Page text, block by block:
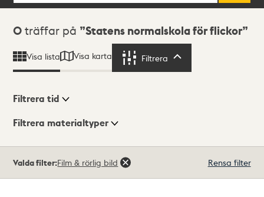
Sökresultat
0 träffar på Statens normalskola för flickor
Visa lista Visa karta Filtrera
Visningsläge
Filtrera tid
Filtrera materialtyper
träffar
Valda filter:Film & rörlig bild Rensa filter